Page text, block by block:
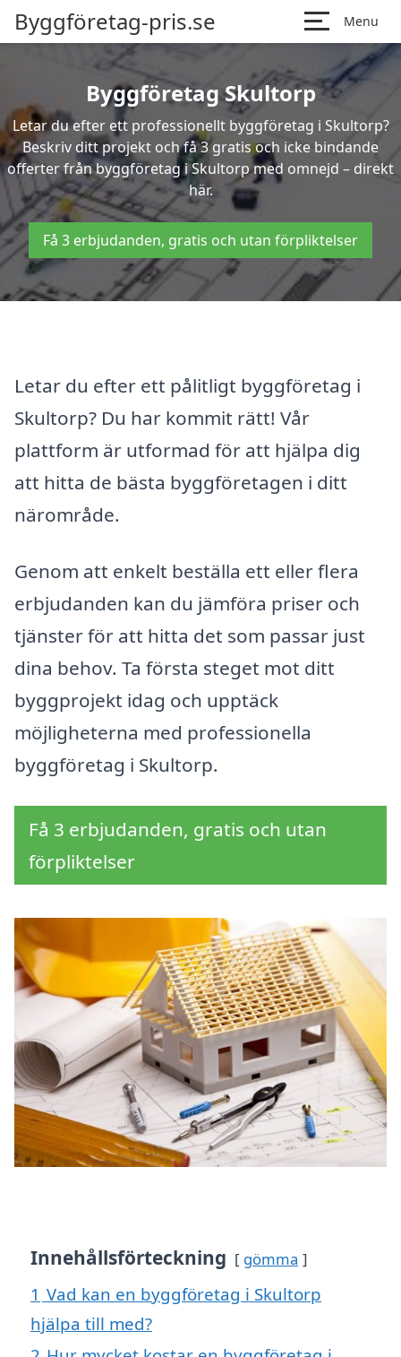
Byggföretag-pris.se Menu
Byggföretag Skultorp
Letar du efter ett professionellt byggföretag i Skultorp?
Beskriv ditt projekt och få 3 gratis och icke bindande
offerter från byggföretag i Skultorp med omnejd – direkt
här.
Få 3 erbjudanden, gratis och utan förpliktelser
Letar du efter ett pålitligt byggföretag i
Skultorp? Du har kommit rätt! Vår
plattform är utformad för att hjälpa dig
att hitta de bästa byggföretagen i ditt
närområde.
Genom att enkelt beställa ett eller flera
erbjudanden kan du jämföra priser och
tjänster för att hitta det som passar just
dina behov. Ta första steget mot ditt
byggprojekt idag och upptäck
möjligheterna med professionella
byggföretag i Skultorp.
Få 3 erbjudanden, gratis och utan
förpliktelser
Innehållsförteckning gömma
1 Vad kan en byggföretag i Skultorp
hjälpa till med?